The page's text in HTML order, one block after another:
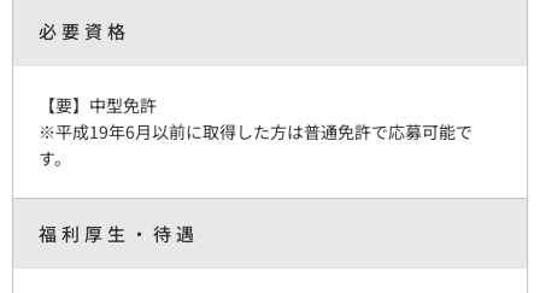
必要資格
【要】中型免許
※平成19年6月以前に取得した方は普通免許で応募可能で
す。
福利厚生・待遇